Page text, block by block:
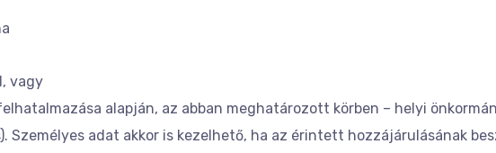
vagy
alapján, az abban meghatározott körben – helyi
Személyes adat akkor is kezelhető, ha az érintett hozzájárulásának